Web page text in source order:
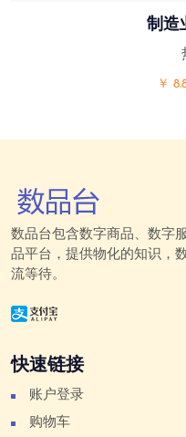
制造
￥
数品台包含数字商品、数字
品平台，提供物化的知识，
流等待。
快速链接
账户登录
购物车